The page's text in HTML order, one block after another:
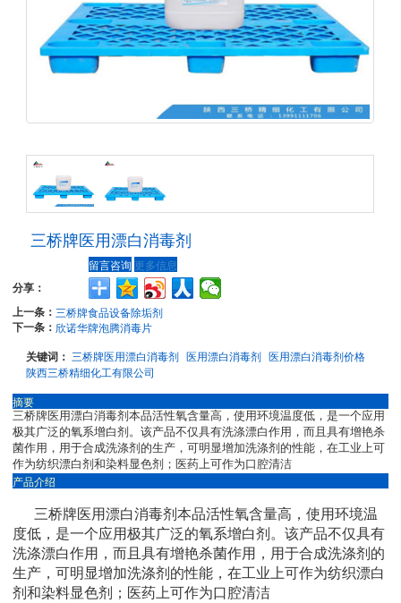
三桥牌医用漂白消毒剂
留言咨询 更多信息
分享：
上一条： 三桥牌食品设备除垢剂
下一条： 欣诺华牌泡腾消毒片
关键词：三桥牌医用漂白消毒剂 医用漂白消毒剂 医用漂白消毒剂价格
陕西三桥精细化工有限公司
摘要
三桥牌医用漂白消毒剂本品活性氧含量高，使用环境温度低，是一个应用
极其广泛的氧系增白剂。该产品不仅具有洗涤漂白作用，而且具有增艳杀
菌作用，用于合成洗涤剂的生产，可明显增加洗涤剂的性能，在工业上可
作为纺织漂白剂和染料显色剂；医药上可作为口腔清洁
产品介绍
三桥牌医用漂白消毒剂本品活性氧含量高，使用环境温
度低，是一个应用极其广泛的氧系增白剂。该产品不仅具有
洗涤漂白作用，而且具有增艳杀菌作用，用于合成洗涤剂的
生产，可明显增加洗涤剂的性能，在工业上可作为纺织漂白
剂和染料显色剂；医药上可作为口腔清洁